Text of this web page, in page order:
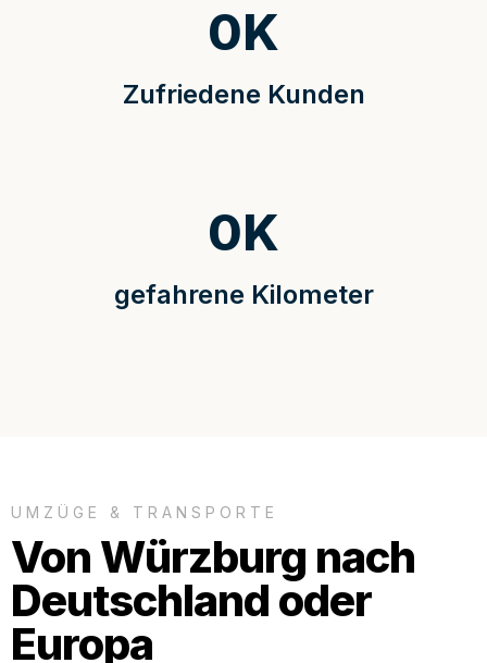
Zufriedene Kunden
0K
gefahrene Kilometer
0K
UMZÜGE & TRANSPORTE
Von Würzburg nach
Deutschland oder
Europa